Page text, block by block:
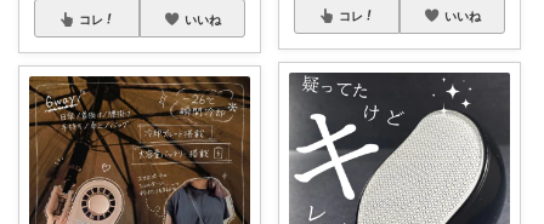
コレ いいね コレ いいね